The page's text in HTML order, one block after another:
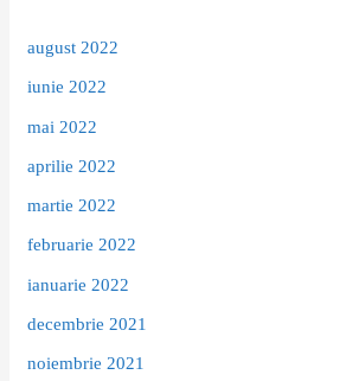
august 2022
iunie 2022
mai 2022
aprilie 2022
martie 2022
februarie 2022
ianuarie 2022
decembrie 2021
noiembrie 2021